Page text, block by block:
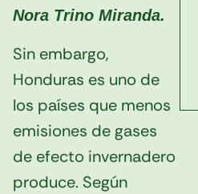
Nora Trino Miranda.
Sin embargo,
Honduras es uno de
los países que menos
emisiones de gases
de efecto invernadero
produce. Según